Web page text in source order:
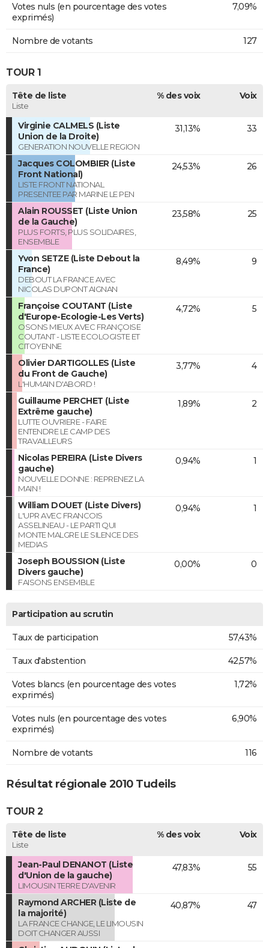
Votes nuls (en pourcentage des votes
exprimés)
7,09%
Nombre de votants 127
TOUR 1
Tête de liste
Liste
% des voix Voix
Virginie CALMELS (Liste
Union de la Droite)
GENERATION NOUVELLE REGION
31,13% 33
Jacques COLOMBIER (Liste
Front National)
LISTE FRONT NATIONAL
PRESENTEE PAR MARINE LE PEN
24,53% 26
Alain ROUSSET (Liste Union
de la Gauche)
PLUS FORTS, PLUS SOLIDAIRES,
ENSEMBLE
23,58% 25
Yvon SETZE (Liste Debout la
France)
DEBOUT LA FRANCE AVEC
NICOLAS DUPONT AIGNAN
8,49% 9
Françoise COUTANT (Liste
d'Europe-Ecologie-Les Verts)
OSONS MIEUX AVEC FRANÇOISE
COUTANT - LISTE ECOLOGISTE ET
CITOYENNE
4,72% 5
Olivier DARTIGOLLES (Liste
du Front de Gauche)
L'HUMAIN D'ABORD !
3,77% 4
Guillaume PERCHET (Liste
Extrême gauche)
LUTTE OUVRIERE - FAIRE
ENTENDRE LE CAMP DES
TRAVAILLEURS
1,89% 2
Nicolas PEREIRA (Liste Divers
gauche)
NOUVELLE DONNE : REPRENEZ LA
MAIN !
0,94% 1
William DOUET (Liste Divers)
L'UPR AVEC FRANCOIS
ASSELINEAU - LE PARTI QUI
MONTE MALGRE LE SILENCE DES
MEDIAS
0,94% 1
Joseph BOUSSION (Liste
Divers gauche)
FAISONS ENSEMBLE
0,00% 0
Participation au scrutin
Taux de participation 57,43%
Taux d'abstention 42,57%
Votes blancs (en pourcentage des votes
exprimés)
1,72%
Votes nuls (en pourcentage des votes
exprimés)
6,90%
Nombre de votants 116
Résultat régionale 2010 Tudeils
TOUR 2
Tête de liste
Liste
% des voix Voix
Jean-Paul DENANOT (Liste
d'Union de la gauche)
LIMOUSIN TERRE D'AVENIR
47,83% 55
Raymond ARCHER (Liste de
la majorité)
LA FRANCE CHANGE, LE LIMOUSIN
DOIT CHANGER AUSSI
40,87% 47